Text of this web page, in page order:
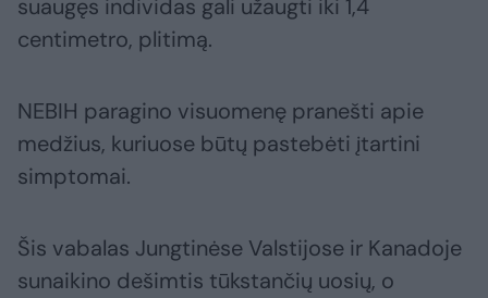
suaugęs individas gali užaugti iki 1,4
centimetro, plitimą.
NEBIH paragino visuomenę pranešti apie
medžius, kuriuose būtų pastebėti įtartini
simptomai.
Šis vabalas Jungtinėse Valstijose ir Kanadoje
sunaikino dešimtis tūkstančių uosių, o